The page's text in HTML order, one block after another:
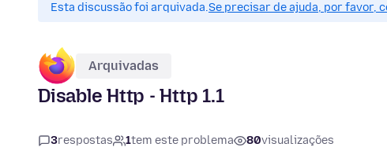
Esta discussão foi arquivada.Se precisar de ajuda, por favor,
Arquivadas
Disable Http - Http 1.1
3respostas 1tem este problema 80visualizações